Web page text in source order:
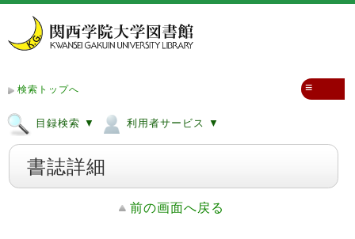
検索トップへ
目録検索 ▼ 利用者サービス ▼
≡
書誌詳細
前の画面へ戻る